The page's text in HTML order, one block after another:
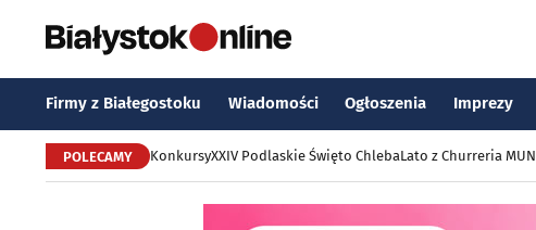
Firmy z Białegostoku Wiadomości Ogłoszenia Imprezy
POLECAMY KonkursyXXIV Podlaskie Święto ChlebaLato z Churreria